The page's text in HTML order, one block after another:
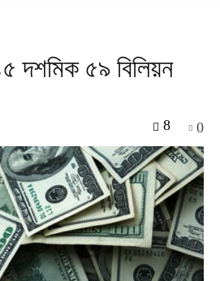
দশমিক ৫৯ বিলিয়ন
0
8